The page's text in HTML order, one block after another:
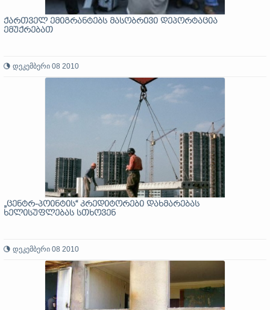
ქართველ ემიგრანტებს მასობრივი დეპორტაცია
ემუქრებათ
დეკემბერი 08 2010
„ცენტრ-პოინტის“ კრედიტორები დახმარებას
ხელისუფლებას სთხოვენ
დეკემბერი 08 2010